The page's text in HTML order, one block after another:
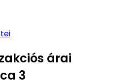
árai
3